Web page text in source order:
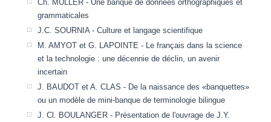
Ch. MULLER - Une banque de données orthographiques et
grammaticales
J.C. SOURNIA - Culture et langage scientifique
M. AMYOT et G. LAPOINTE - Le français dans la science
et la technologie : une décennie de déclin, un avenir
incertain
J. BAUDOT et A. CLAS - De la naissance des «banquettes»
ou un modèle de mini-banque de terminologie bilingue
J. Cl. BOULANGER - Présentation de l'ouvrage de J.Y.